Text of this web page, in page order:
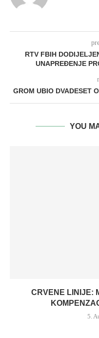
RTV FBIH
UNAPREĐENJE
GROM UBIO DVADESET
YOU
CRVENE LINIJE:
5.